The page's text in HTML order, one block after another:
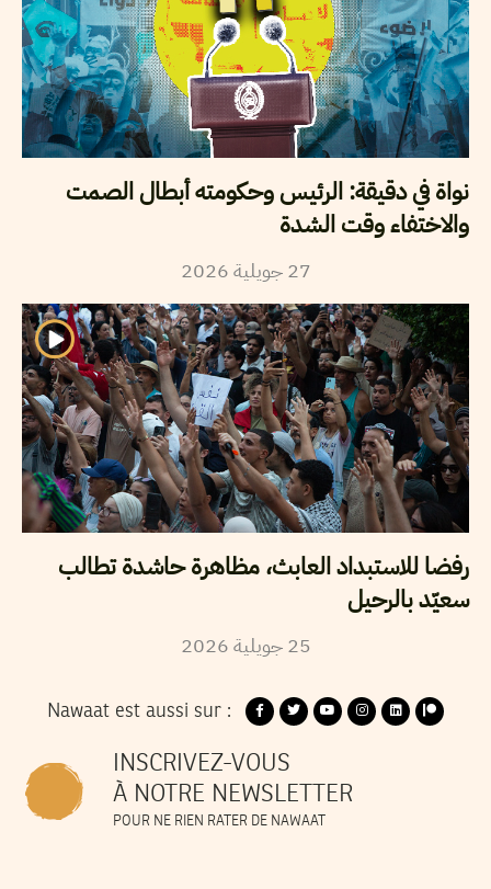
نواة في دقيقة: الرئيس وحكومته أبطال الصمت
والاختفاء وقت الشدة
27 جويلية2026
رفضا للاستبداد العابث، مظاهرة حاشدة تطالب
سعيّد بالرحيل
25 جويلية2026
Nawaat est aussi sur :
INSCRIVEZ-VOUS
À NOTRE NEWSLETTER
POUR NE RIEN RATER DE NAWAAT